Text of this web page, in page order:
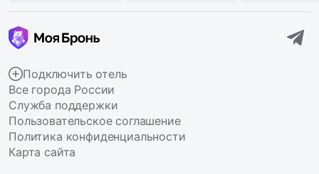
Подключить отель
Все города России
Служба поддержки
Пользовательское соглашение
Политика конфиденциальности
Карта сайта